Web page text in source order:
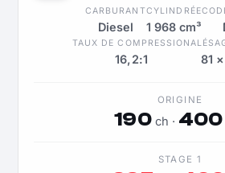
CARBURANT
Diesel
CYLINDRÉE
1 968 cm³
TAUX DE COMPRESSION
16,2:1 81
ORIGINE
190ch · 400
STAGE 1